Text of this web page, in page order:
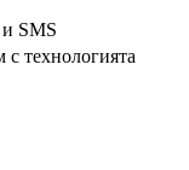
SMS
технологията